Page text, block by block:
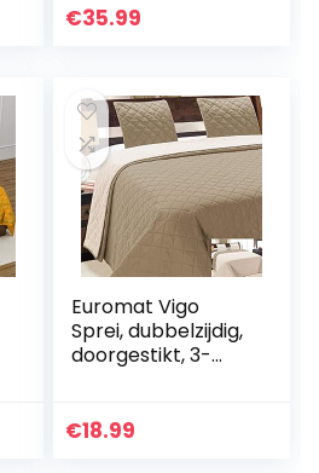
ideaal als knusse
€35.99
Euromat Vigo
Sprei, dubbelzijdig,
doorgestikt, 3-
kussenslopen,
€18.99